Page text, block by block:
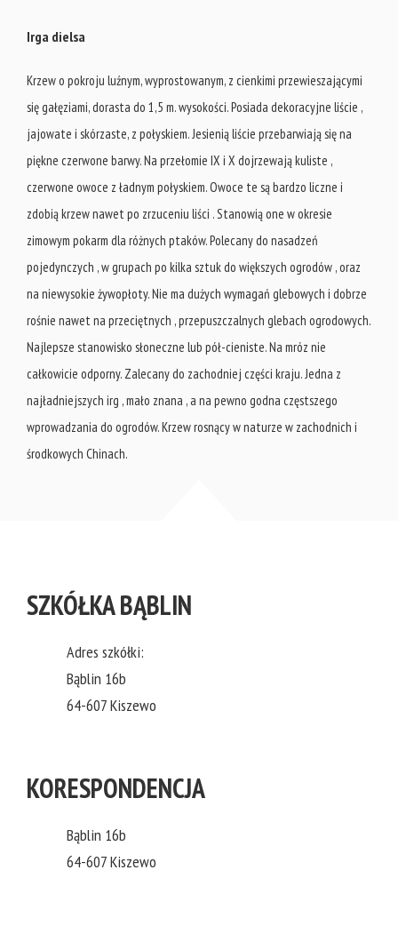
Irga dielsa
Krzew o pokroju luźnym, wyprostowanym, z cienkimi przewieszającymi
się gałęziami, dorasta do 1,5 m. wysokości. Posiada dekoracyjne liście ,
jajowate i skórzaste, z połyskiem. Jesienią liście przebarwiają się na
piękne czerwone barwy. Na przełomie IX i X dojrzewają kuliste ,
czerwone owoce z ładnym połyskiem. Owoce te są bardzo liczne i
zdobią krzew nawet po zrzuceniu liści . Stanowią one w okresie
zimowym pokarm dla różnych ptaków. Polecany do nasadzeń
pojedynczych , w grupach po kilka sztuk do większych ogrodów , oraz
na niewysokie żywopłoty. Nie ma dużych wymagań glebowych i dobrze
rośnie nawet na przeciętnych , przepuszczalnych glebach ogrodowych.
Najlepsze stanowisko słoneczne lub pół-cieniste. Na mróz nie
całkowicie odporny. Zalecany do zachodniej części kraju. Jedna z
najładniejszych irg , mało znana , a na pewno godna częstszego
wprowadzania do ogrodów. Krzew rosnący w naturze w zachodnich i
środkowych Chinach.
SZKÓŁKA BĄBLIN
Adres szkółki:
Bąblin 16b
64-607 Kiszewo
KORESPONDENCJA
Bąblin 16b
64-607 Kiszewo